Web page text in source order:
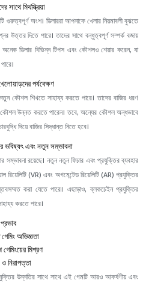
সাথে মিথস্ক্রিয়া
গুরুত্বপূর্ণ অংশ। ডিলাররা আপনাকে খেলার নিয়মাবলী বুঝতে
উত্তর দিতে পারে। তাদের সাথে বন্ধুত্বপূর্ণ সম্পর্ক বজায়
ডিলার বিভিন্ন টিপস এবং কৌশলও শেয়ার করেন, যা
পর্যবেক্ষণ
কৌশল শিখতে সাহায্য করতে পারে। তাদের বাজির ধরণ
উন্নত করতে পারেন। তবে, অন্যের কৌশল অন্ধভাবে
দিয়ে বাজির সিদ্ধান্ত নিতে হবে।
ভবিষ্যৎ এবং নতুন সম্ভাবনা
রয়েছে। নতুন নতুন ফিচার এবং প্রযুক্তির ব্যবহার
(VR) এবং অগমেন্টেড রিয়েলিটি (AR) প্রযুক্তির
করা যেতে পারে। এছাড়াও, ব্লকচেইন প্রযুক্তির
করতে পারে।
অভিজ্ঞতা
মিশ্রণ
নিরাপত্তা
উন্নতির সাথে সাথে এই গেমটি আরও আকর্ষণীয় এবং